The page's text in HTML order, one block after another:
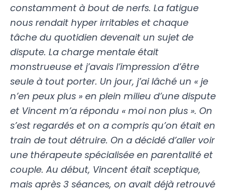
constamment à bout de nerfs. La fatigue
nous rendait hyper irritables et chaque
tâche du quotidien devenait un sujet de
dispute. La charge mentale était
monstrueuse et j’avais l’impression d’être
seule à tout porter. Un jour, j’ai lâché un « je
n’en peux plus » en plein milieu d’une dispute
et Vincent m’a répondu « moi non plus ». On
s’est regardés et on a compris qu’on était en
train de tout détruire. On a décidé d’aller voir
une thérapeute spécialisée en parentalité et
couple. Au début, Vincent était sceptique,
mais après 3 séances, on avait déjà retrouvé